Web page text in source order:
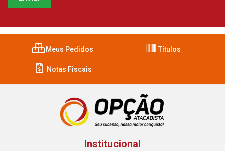
Meus Pedidos Títulos
Notas Fiscais
Institucional